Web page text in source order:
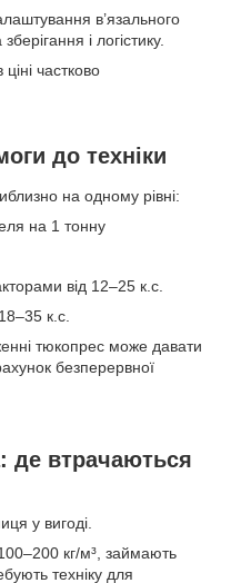
в’язального
і логістику.
частково
до техніки
на одному рівні:
на 1 тонну
від 12–25 к.с.
к.с.
тюкопрес може давати
безперервної
де втрачаються
у вигоді.
кг/м³, займають
техніку для